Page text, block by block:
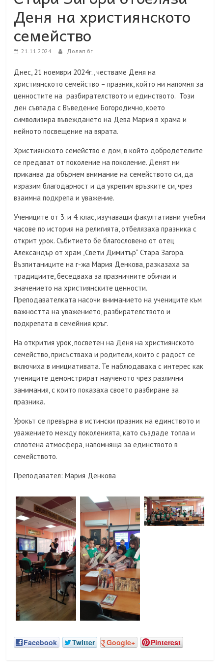
Деня на християнското
семейство
21.11.2024 Долап.бг
Днес, 21 ноември 2024г., честваме Деня на
християнското семейство – празник, който ни напомня за
ценностите на разбирателството и единството. Този
ден съвпада с Въведение Богородично, което
символизира въвеждането на Дева Мария в храма и
нейното посвещение на вярата.
Християнското семейство е дом, в който добродетелите
се предават от поколение на поколение. Денят ни
приканва да обърнем внимание на семейството си, да
изразим благодарност и да укрепим връзките си, чрез
взаимна подкрепа и уважение.
Учениците от 3. и 4. клас, изучаващи факултативни учебни
часове по история на религията, отбелязаха празника с
открит урок. Събитието бе благословено от отец
Александър от храм „Свети Димитър“ Стара Загора.
Възпитаниците на г-жа Мария Денкова, разказаха за
традициите, беседваха за празничните обичаи и
значението на християнските ценности.
Преподавателката насочи вниманието на учениците към
важността на уважението, разбирателството и
подкрепата в семейния кръг.
На открития урок, посветен на Деня на християнското
семейство, присъстваха и родители, които с радост се
включиха в инициативата. Те наблюдаваха с интерес как
учениците демонстрират наученото чрез различни
занимания, с които показаха своето разбиране за
празника.
Урокът се превърна в истински празник на единството и
уважението между поколенията, като създаде топла и
сплотена атмосфера, напомняща за единството в
семейството.
Преподавател: Мария Денкова
Facebook Twitter Google+ Pinterest